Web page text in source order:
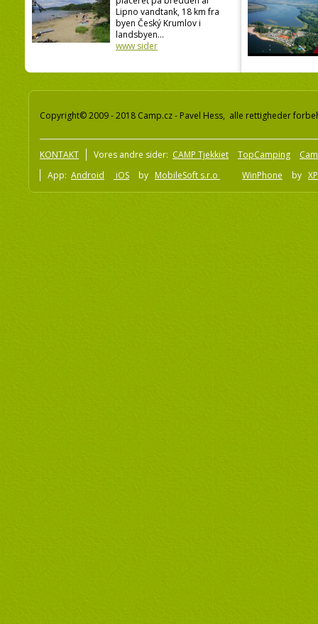
Lipno vandtank, 18 km fra
byen Český Krumlov i
landsbyen...
www sider
Copyright© 2009 - 2018 Camp.cz - Pavel Hess, alle rettigheder
KONTAKT Vores andre sider: CAMP Tjekkiet TopCamping
App: Android iOS by MobileSoft s.r.o WinPhone by